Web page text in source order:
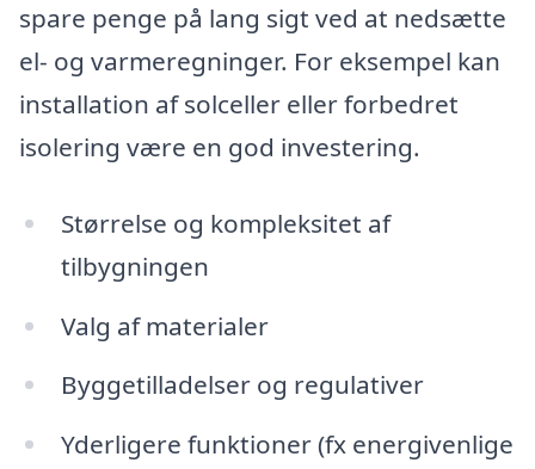
spare penge på lang sigt ved at nedsætte
el- og varmeregninger. For eksempel kan
installation af solceller eller forbedret
isolering være en god investering.
Størrelse og kompleksitet af
tilbygningen
Valg af materialer
Byggetilladelser og regulativer
Yderligere funktioner (fx energivenlige